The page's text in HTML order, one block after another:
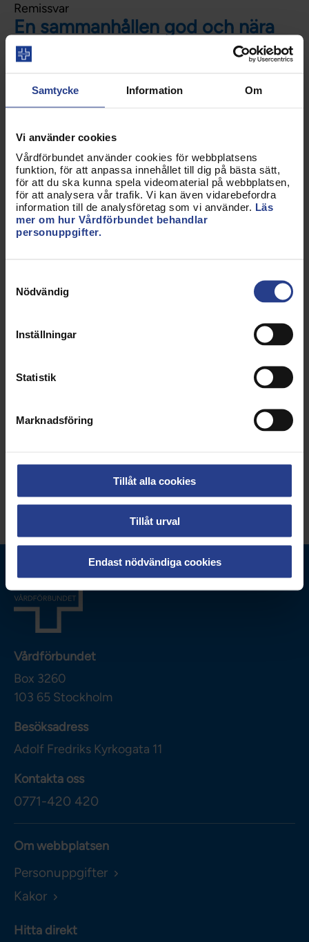
Samtycke Information Om
Vi använder cookies
Vårdförbundet använder cookies för webbplatsens
funktion, för att anpassa innehållet till dig på bästa sätt,
för att du ska kunna spela videomaterial på webbplatsen,
för att analysera vår trafik. Vi kan även vidarebefordra
information till de analysföretag som vi använder. Läs
mer om hur Vårdförbundet behandlar
personuppgifter.
Nödvändig
Inställningar
Statistik
Marknadsföring
Tillåt alla cookies
Tillåt urval
Endast nödvändiga cookies
Remissvar
En sammanhållen god och nära
vård för barn och unga
Remissvar
Ett nationellt sammanhållet
system för kunskapsbaserad vård
24 sep 2021
Bättre möjligheter för elever att
24 sep 2021
Nästa
Vårdförbundet
Box 3260
103 65 Stockholm
Besöksadress
Adolf Fredriks Kyrkogata 11
Kontakta oss
0771-420 420
Om webbplatsen
Personuppgifter
Kakor
Hitta direkt